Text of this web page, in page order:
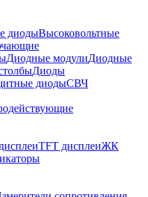
диодыВысоковольтные
Диодные модулиДиодные
Диоды
диодыСВЧ
TFT дисплеиЖК